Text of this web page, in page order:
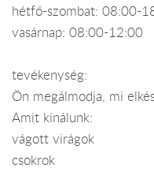
hétfő-szombat: 08:00-
vasárnap: 08:00-12:00
tevékenység:
Ön megálmodja, mi
Amit kínálunk:
vágott virágok
csokrok